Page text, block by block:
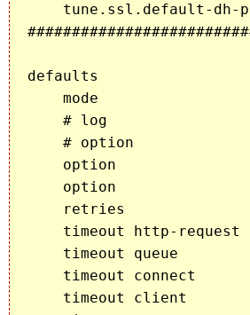
tune.ssl.default-dh-
defaults
mode
# log
# option
option
option
retries
timeout http-request
timeout queue
timeout connect
timeout client